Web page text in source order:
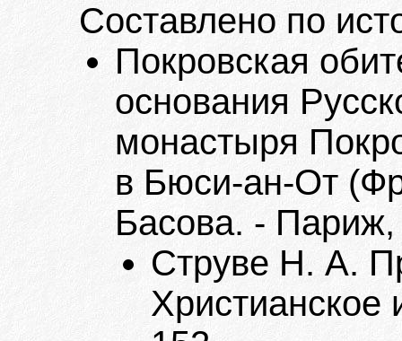
Составлено по
Покровская
основания
монастыря
в Бюси-ан-От
Басова. -
Струве Н. А.
Христианское